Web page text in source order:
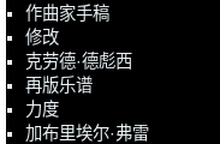
作曲家手稿
修改
克劳德·德彪西
再版乐谱
力度
加布里埃尔·弗雷